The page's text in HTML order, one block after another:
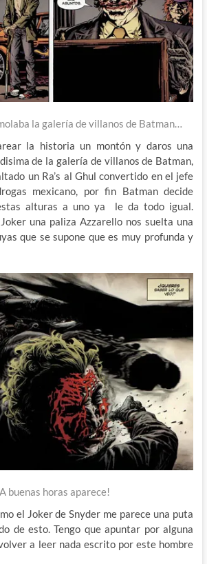
la galería de villanos de Batman…
la historia un montón y daros una
de la galería de villanos de Batman,
un Ra’s al Ghul convertido en el jefe
mexicano, por fin Batman decide
alturas a uno ya le da todo igual.
una paliza Azzarello nos suelta una
que se supone que es muy profunda y
buenas horas aparece!
el Joker de Snyder me parece una puta
de esto. Tengo que apuntar por alguna
a leer nada escrito por este hombre